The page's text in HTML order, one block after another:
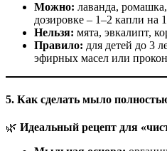
Можно: лаванда,
дозировке – 1–2 капли на
Нельзя: мята, эвкалипт,
Правило: для детей до 3
эфирных масел или
5. Как сделать мыло
🌿 Идеальный рецепт для